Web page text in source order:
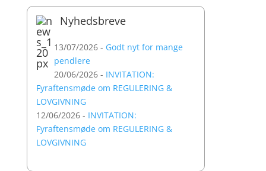
Nyhedsbreve
13/07/2026 - Godt nyt for mange
pendlere
20/06/2026 - INVITATION:
Fyraftensmøde om REGULERING &
LOVGIVNING
12/06/2026 - INVITATION:
Fyraftensmøde om REGULERING &
LOVGIVNING